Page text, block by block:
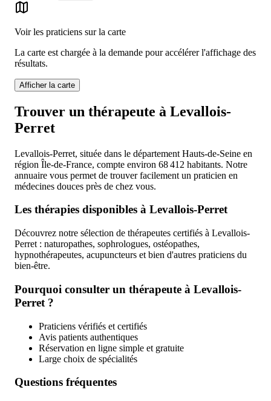
Voir les praticiens sur la carte
La carte est chargée à la demande pour accélérer l'affichage des
résultats.
Afficher la carte
Trouver un thérapeute à Levallois-
Perret
Levallois-Perret, située dans le département Hauts-de-Seine en
région Île-de-France, compte environ 68 412 habitants. Notre
annuaire vous permet de trouver facilement un praticien en
médecines douces près de chez vous.
Les thérapies disponibles à Levallois-Perret
Découvrez notre sélection de thérapeutes certifiés à Levallois-
Perret : naturopathes, sophrologues, ostéopathes,
hypnothérapeutes, acupuncteurs et bien d'autres praticiens du
bien-être.
Pourquoi consulter un thérapeute à Levallois-
Perret ?
Praticiens vérifiés et certifiés
Avis patients authentiques
Réservation en ligne simple et gratuite
Large choix de spécialités
Questions fréquentes